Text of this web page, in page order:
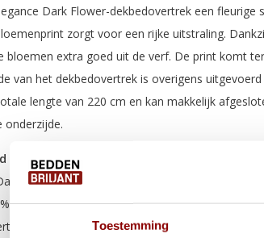
Toestemming
Dark Flower-dekbedovertrek een fleurige
zorgt voor een rijke uitstraling.
bloemen extra goed uit de verf. De print komt
van het dekbedovertrek is overigens
lengte van 220 cm en kan makkelijk
onderzijde.
katoen
Flower van Sleeptime is vervaardigd van
katoen en 20% polyester. Door de combinatie
zacht, soepel en warmteregulerend. Dit